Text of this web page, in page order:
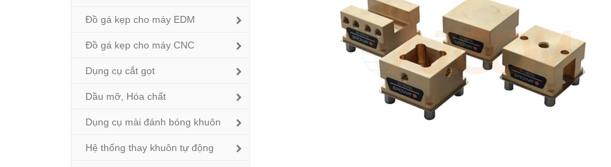
Đồ gá kẹp cho máy EDM
Đồ gá kẹp cho máy CNC
Dụng cụ cắt gọt
Dầu mỡ, Hóa chất
Dụng cụ mài đánh bóng khuôn
Hệ thống thay khuôn tự động